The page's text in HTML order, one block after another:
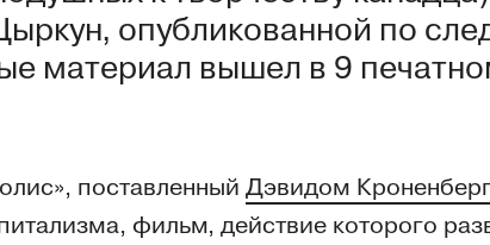
опубликованной по
материал вышел в 9
поставленный Дэвидом
фильм, действие которого